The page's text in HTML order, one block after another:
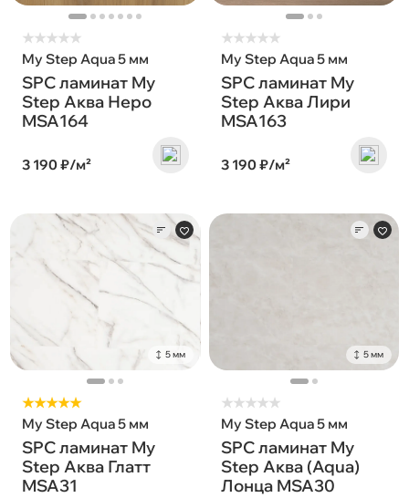
★★★★★
My Step Aqua 5 мм
SPC ламинат My
Step Аква Неро
MSA164
3 190 ₽/м²
★★★★★
My Step Aqua 5 мм
SPC ламинат My
Step Аква Лири
MSA163
3 190 ₽/м²
5 мм
★★★★★
My Step Aqua 5 мм
SPC ламинат My
Step Аква Глатт
MSA31
5 мм
★★★★★
My Step Aqua 5 мм
SPC ламинат My
Step Аква (Aqua)
Лонца MSA30